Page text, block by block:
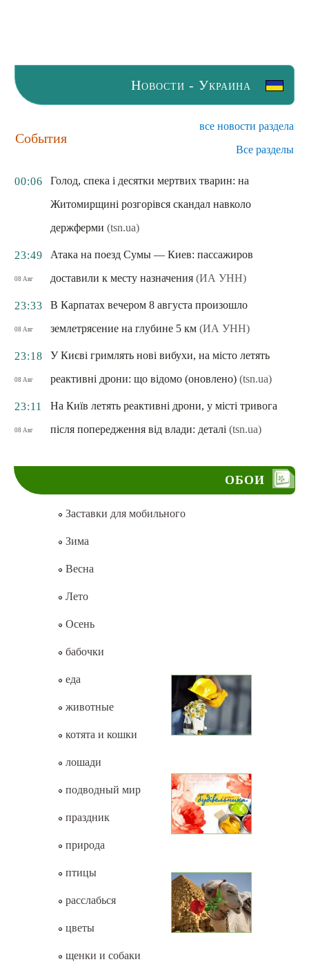
Новости - Украина
События
все новости раздела
Все разделы
00:06
Голод, спека і десятки мертвих тварин: на
Житомирщині розгорівся скандал навколо
держферми (tsn.ua)
23:49
08 Авг
Атака на поезд Сумы — Киев: пассажиров
доставили к месту назначения (ИА УНН)
23:33
08 Авг
В Карпатах вечером 8 августа произошло
землетрясение на глубине 5 км (ИА УНН)
23:18
08 Авг
У Києві гримлять нові вибухи, на місто летять
реактивні дрони: що відомо (оновлено) (tsn.ua)
23:11
08 Авг
На Київ летять реактивні дрони, у місті тривога
після попередження від влади: деталі (tsn.ua)
ОБОИ
Заставки для мобильного
Зима
Весна
Лето
Осень
бабочки
еда
животные
котята и кошки
лошади
подводный мир
праздник
природа
птицы
расслабься
цветы
щенки и собаки